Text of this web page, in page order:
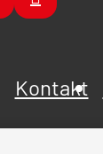
Kontakt